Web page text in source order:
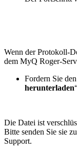
Wenn der Protokoll-
dem MyQ Roger-
Fordern Sie
herunterladen
Die Datei ist
Bitte senden Sie sie
Support.